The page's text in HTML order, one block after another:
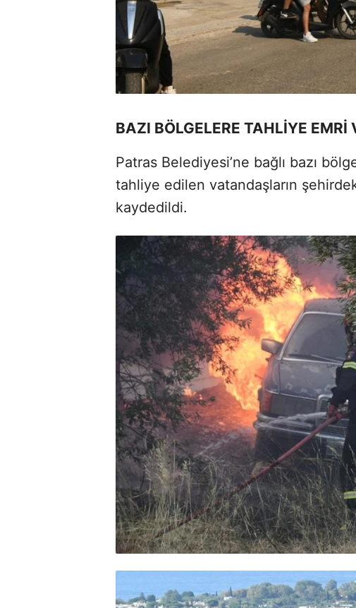
BAZI BÖLGELERE TAHLİYE EMRİ
Patras Belediyesi’ne bağlı bazı
tahliye edilen vatandaşların
kaydedildi.